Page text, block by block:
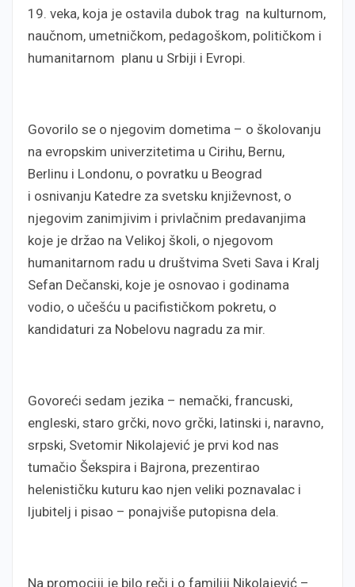
19. veka, koja je ostavila dubok trag na kulturnom,
naučnom, umetničkom, pedagoškom, političkom i
humanitarnom planu u Srbiji i Evropi.
Govorilo se o njegovim dometima – o školovanju
na evropskim univerzitetima u Cirihu, Bernu,
Berlinu i Londonu, o povratku u Beograd
i osnivanju Katedre za svetsku književnost, o
njegovim zanimjivim i privlačnim predavanjima
koje je držao na Velikoj školi, o njegovom
humanitarnom radu u društvima Sveti Sava i Kralj
Sefan Dečanski, koje je osnovao i godinama
vodio, o učešću u pacifističkom pokretu, o
kandidaturi za Nobelovu nagradu za mir.
Govoreći sedam jezika – nemački, francuski,
engleski, staro grčki, novo grčki, latinski i, naravno,
srpski, Svetomir Nikolajević je prvi kod nas
tumačio Šekspira i Bajrona, prezentirao
helenističku kuturu kao njen veliki poznavalac i
ljubitelj i pisao – ponajviše putopisna dela.
Na promociji je bilo reči i o familiji Nikolajević –